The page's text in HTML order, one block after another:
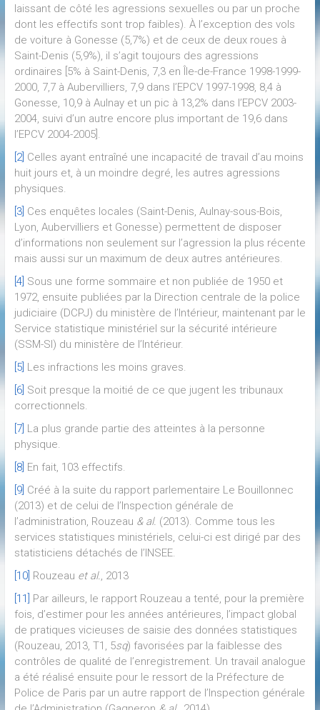
laissant de côté les agressions sexuelles ou par un proche
dont les effectifs sont trop faibles). À l’exception des vols
de voiture à Gonesse (5,7%) et de ceux de deux roues à
Saint-Denis (5,9%), il s’agit toujours des agressions
ordinaires [5% à Saint-Denis, 7,3 en Île-de-France 1998-1999-
2000, 7,7 à Aubervilliers, 7,9 dans l’EPCV 1997-1998, 8,4 à
Gonesse, 10,9 à Aulnay et un pic à 13,2% dans l’EPCV 2003-
2004, suivi d’un autre encore plus important de 19,6 dans
l’EPCV 2004-2005].
[2] Celles ayant entraîné une incapacité de travail d’au moins
huit jours et, à un moindre degré, les autres agressions
physiques.
[3] Ces enquêtes locales (Saint-Denis, Aulnay-sous-Bois,
Lyon, Aubervilliers et Gonesse) permettent de disposer
d’informations non seulement sur l’agression la plus récente
mais aussi sur un maximum de deux autres antérieures.
[4] Sous une forme sommaire et non publiée de 1950 et
1972, ensuite publiées par la Direction centrale de la police
judiciaire (DCPJ) du ministère de l’Intérieur, maintenant par le
Service statistique ministériel sur la sécurité intérieure
(SSM-SI) du ministère de l’Intérieur.
[5] Les infractions les moins graves.
[6] Soit presque la moitié de ce que jugent les tribunaux
correctionnels.
[7] La plus grande partie des atteintes à la personne
physique.
[8] En fait, 103 effectifs.
[9] Créé à la suite du rapport parlementaire Le Bouillonnec
(2013) et de celui de l’Inspection générale de
l’administration, Rouzeau & al. (2013). Comme tous les
services statistiques ministériels, celui-ci est dirigé par des
statisticiens détachés de l’INSEE.
[10] Rouzeau et al., 2013
[11]
Par ailleurs, le rapport Rouzeau a tenté, pour la première
fois, d’estimer pour les années antérieures, l’impact global
de pratiques vicieuses de saisie des données statistiques
(Rouzeau, 2013, T1, 5sq) favorisées par la faiblesse des
contrôles de qualité de l’enregistrement. Un travail analogue
a été réalisé ensuite pour le ressort de la Préfecture de
Police de Paris par un autre rapport de l’Inspection générale